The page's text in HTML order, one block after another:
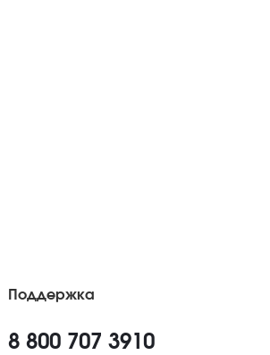
Поддержка
8 800 707 3910